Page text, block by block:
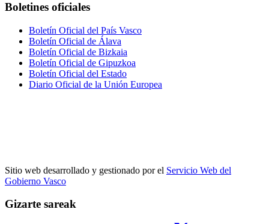
Boletines oficiales
Boletín Oficial del País Vasco
Boletín Oficial de Álava
Boletín Oficial de Bizkaia
Boletín Oficial de Gipuzkoa
Boletín Oficial del Estado
Diario Oficial de la Unión Europea
Sitio web desarrollado y gestionado por el Servicio Web del
Gobierno Vasco
Gizarte sareak